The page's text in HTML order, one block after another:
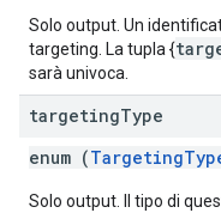
Solo output. Un
targeting. La tupla {
sarà univoca.
targetingType
enum (
Solo output. Il tipo di